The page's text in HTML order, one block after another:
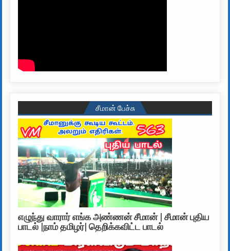
சீமான் பேச்சு
எழுந்து வாரார் எங்க அண்ணன் சீமான் | சீமான் புதிய
பாடல் |நாம் தமிழர்| தெறிக்கவிட்ட பாடல்